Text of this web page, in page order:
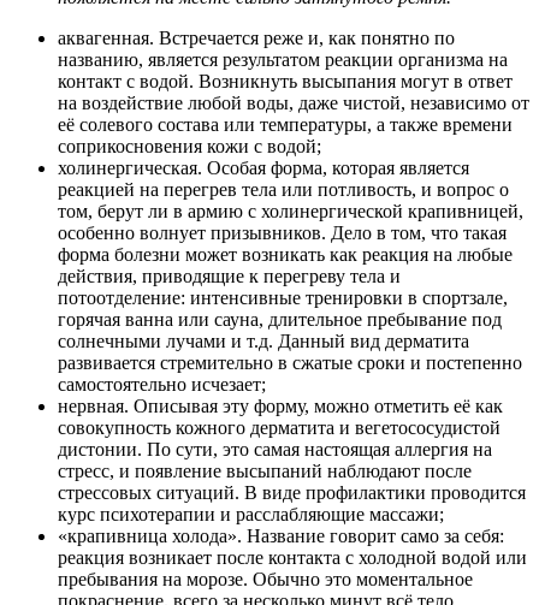
аквагенная. Встречается реже и, как понятно по
названию, является результатом реакции организма на
контакт с водой. Возникнуть высыпания могут в ответ
на воздействие любой воды, даже чистой, независимо от
её солевого состава или температуры, а также времени
соприкосновения кожи с водой;
холинергическая. Особая форма, которая является
реакцией на перегрев тела или потливость, и вопрос о
том, берут ли в армию с холинергической крапивницей,
особенно волнует призывников. Дело в том, что такая
форма болезни может возникать как реакция на любые
действия, приводящие к перегреву тела и
потоотделение: интенсивные тренировки в спортзале,
горячая ванна или сауна, длительное пребывание под
солнечными лучами и т.д. Данный вид дерматита
развивается стремительно в сжатые сроки и постепенно
самостоятельно исчезает;
нервная. Описывая эту форму, можно отметить её как
совокупность кожного дерматита и вегетососудистой
дистонии. По сути, это самая настоящая аллергия на
стресс, и появление высыпаний наблюдают после
стрессовых ситуаций. В виде профилактики проводится
курс психотерапии и расслабляющие массажи;
«крапивница холода». Название говорит само за себя:
реакция возникает после контакта с холодной водой или
пребывания на морозе. Обычно это моментальное
покраснение, всего за несколько минут всё тело